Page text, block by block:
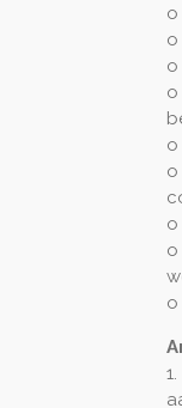
o
o
o
o
o
o
o
o
o